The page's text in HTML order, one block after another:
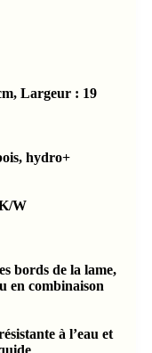
Largeur : 19
hydro+
W
bords de la lame,
en combinaison
à l’eau et